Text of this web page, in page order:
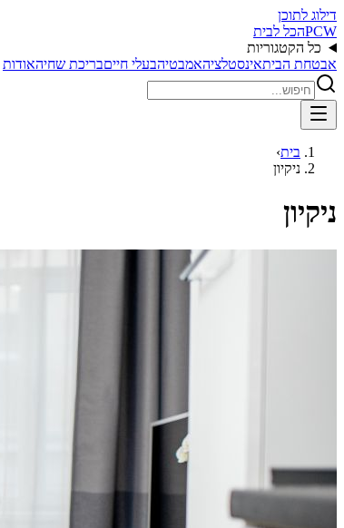
דילוג לתוכן
PCWהכל לבית
כל הקטגוריות
אבטחת הביתאינסטלציהאמבטיהבעלי חייםבריכת שחיהאודות
בית›
ניקיון
ניקיון